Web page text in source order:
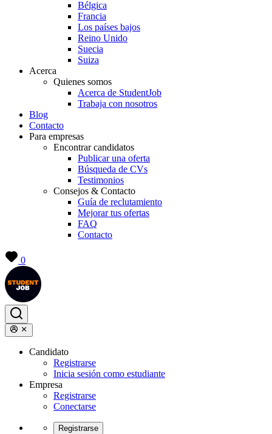
Bélgica
Francia
Los países bajos
Reino Unido
Suecia
Suiza
Acerca
Quienes somos
Acerca de StudentJob
Trabaja con nosotros
Blog
Contacto
Para empresas
Encontrar candidatos
Publicar una oferta
Búsqueda de CVs
Testimonios
Consejos & Contacto
Guía de reclutamiento
Mejorar tus ofertas
FAQ
Contacto
0
Candidato
Registrarse
Inicia sesión como estudiante
Empresa
Registrarse
Conectarse
Registrarse